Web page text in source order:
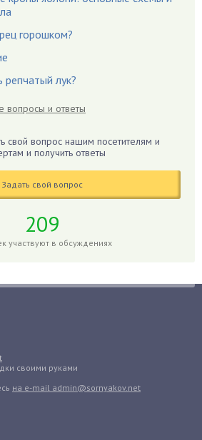
горошком?
репчатый лук?
вопросы и ответы
свой вопрос нашим посетителям и
и получить ответы
Задать свой вопрос
209
участвуют в обсуждениях
своими руками
на e-mail admin@sornyakov.net